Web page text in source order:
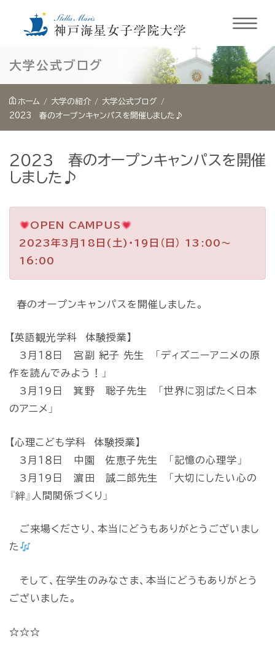
キ
大学公式ブログ
ホーム 大学の紹介
大学公式ブログ
2023 春のオープンキャンパスを開催しました♪
2023 春のオープンキャンパスを開催
しました♪
OPEN CAMPUS
2023年3月18日(土)・19日（日） 13:00～
16:00
春のオープンキャンパスを開催しました。
【英語観光学科 体験授業】
3月１８日 宮副 紀子 先生 「ディズニーアニメの原
作を読んでみよう！」
3月１9日 箕野 聡子先生 「世界に羽ばたく日本
のアニメ」
【心理こども学科 体験授業】
3月１８日 中園 佐恵子先生 「記憶の心理学」
3月１9日 濵田 誠二郎先生 「大切にしたい心の
『絆』人間関係づくり」
ご来場くださり、本当にどうもありがとうございまし
た
そして、在学生のみなさま、本当にどうもありがとう
ございました。
☆☆☆